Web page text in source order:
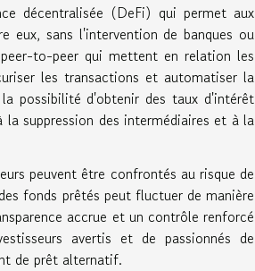
décentralisée (DeFi) qui permet aux
eux, sans l'intervention de banques ou
to-peer qui mettent en relation les
les transactions et automatiser la
possibilité d'obtenir des taux d'intérêt
suppression des intermédiaires et à la
peuvent être confrontés au risque de
fonds prêtés peut fluctuer de manière
accrue et un contrôle renforcé
avertis et de passionnés de
de prêt alternatif.